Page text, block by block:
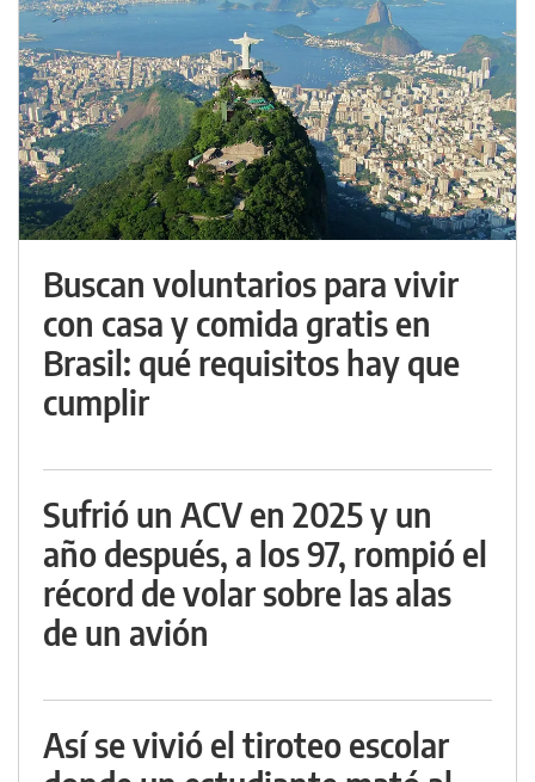
Buscan voluntarios para vivir
con casa y comida gratis en
Brasil: qué requisitos hay que
cumplir
Sufrió un ACV en 2025 y un
año después, a los 97, rompió el
récord de volar sobre las alas
de un avión
Así se vivió el tiroteo escolar